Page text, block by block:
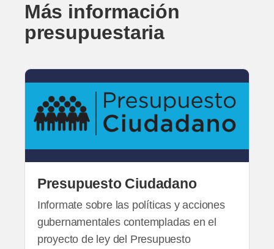
Más información
presupuestaria
Presupuesto Ciudadano
Informate sobre las políticas y acciones
gubernamentales contempladas en el
proyecto de ley del Presupuesto